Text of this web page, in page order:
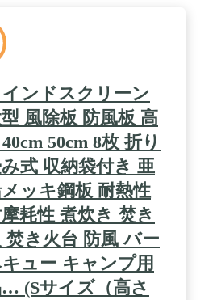
ンドスクリーン
風除板 防風板 高
50cm 8枚 折り
式 収納袋付き 亜
ッキ鋼板 耐熱性
耗性 煮炊き 焚き
焚き火台 防風 バー
ュー キャンプ用
(Sサイズ（高さ